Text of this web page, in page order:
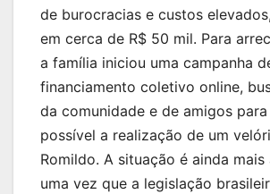
de burocracias e custos
em cerca de R$ 50 mil. Para
a família iniciou uma campanha
financiamento coletivo online,
da comunidade e de amigos
possível a realização de um
Romildo. A situação é ainda mais
uma vez que a legislação